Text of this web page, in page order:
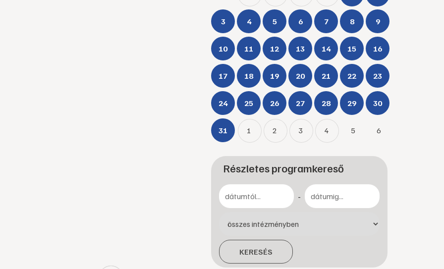
3 4 5 6 7 8 9
10 11 12 13 14 15 16
17 18 19 20 21 22 23
24 25 26 27 28 29 30
31 1 2 3 4 5 6
Részletes programkereső
-
KERESÉS